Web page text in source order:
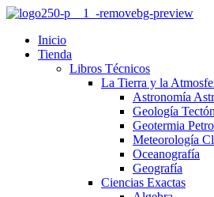
Inicio
Tienda
Libros Técnicos
La Tierra y la
Astronomía
Geología
Geotermia
Meteorología
Oceanografía
Geografía
Ciencias Exactas